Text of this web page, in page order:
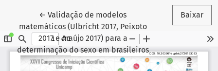
←Voltar aos Detalhes do Artigo
Validação de modelos
matemáticos (Ulbricht 2017, Peixoto
2017 e Araújo 2017) para a
determinação do sexo em brasileiros
Baixar